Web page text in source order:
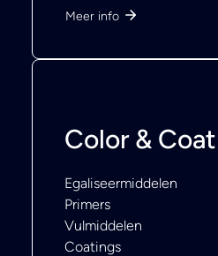
Meer info
Color & Coat
Egaliseermiddelen
Primers
Vulmiddelen
Coatings